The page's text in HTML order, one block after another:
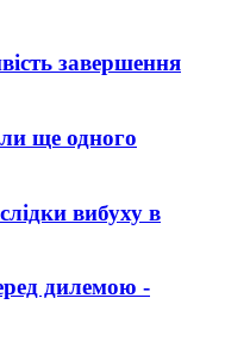
завершення
ще одного
вибуху в
дилемою -